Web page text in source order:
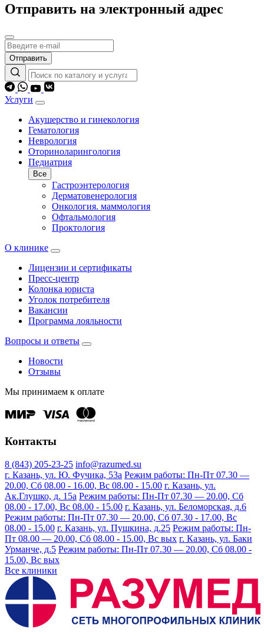
Отправить на электронный адрес
Отправить
Услуги
Акушерство и гинекология
Гематология
Неврология
Оториноларингология
Педиатрия
Все
Гастроэнтерология
Дерматовенерология
Онкология. маммология
Офтальмология
Проктология
О клинике
Лицензии и сертификаты
Пресс-центр
Колонка юриста
Уголок потребителя
Вакансии
Программа лояльности
Вопросы и ответы
Новости
Отзывы
Мы принимаем к оплате
Контакты
8 (843) 205-23-25 info@razumed.su
г. Казань, ул. Ю. Фучика, 53а Режим работы: Пн-Пт 07.30 —
20.00, Сб 08.00 - 16.00, Вс 08.00 - 15.00 г. Казань, ул.
Ак.Глушко, д. 15а Режим работы: Пн-Пт 07.30 — 20.00, Сб
08.00 - 17.00, Вс 08.00 - 15.00 г. Казань, ул. Беломорская, д.6
Режим работы: Пн-Пт 07.30 — 20.00, Сб 07.30 - 17.00, Вс
08.00 - 15.00 г. Казань, ул. Пушкина, д.25 Режим работы: Пн-
Пт 08.00 — 20.00, Сб 08.00 - 15.00, Вс вых г. Казань, ул. Баки
Урманче, д.5 Режим работы: Пн-Пт 07.30 — 20.00, Сб 08.00 -
15.00, Вс вых
Все клиники